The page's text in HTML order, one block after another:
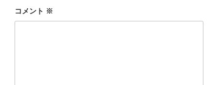
コメント ※